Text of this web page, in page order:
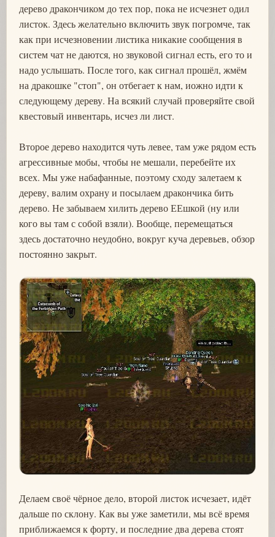
дерево дракончиком до тех пор, пока не исчезнет одил
листок. Здесь желательно включить звук погромче, так
как при исчезновении листика никакие сообщения в
систем чат не даются, но звуковой сигнал есть, его то и
надо услышать. После того, как сигнал прошёл, жмём
на дракошке "стоп", он отбегает к нам, иожно идти к
следующему дереву. На всякий случай проверяйте свой
квестовый инвентарь, исчез ли лист.
Второе дерево находится чуть левее, там уже рядом есть
агрессивные мобы, чтобы не мешали, перебейте их
всех. Мы уже набафанные, поэтому сходу залетаем к
дереву, валим охрану и посылаем дракончика бить
дерево. Не забываем хилить дерево ЕЕшкой (ну или
кого вы там с собой взяли). Вообще, перемещаться
здесь достаточно неудобно, вокруг куча деревьев, обзор
постоянно закрыт.
Делаем своё чёрное дело, второй листок исчезает, идёт
дальше по склону. Как вы уже заметили, мы всё время
приближаемся к форту, и последние два дерева стоят